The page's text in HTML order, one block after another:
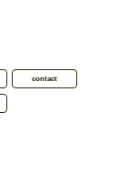
contact